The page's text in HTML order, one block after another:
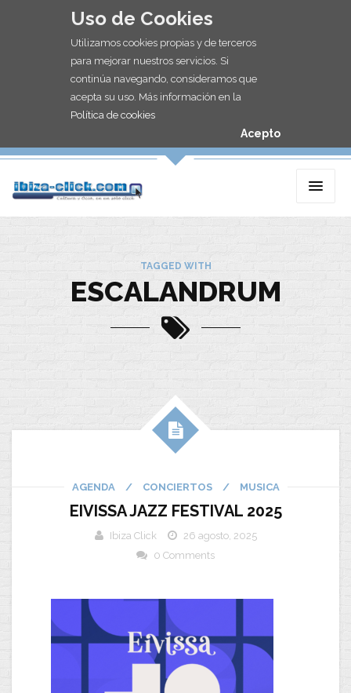
Uso de Cookies
Utilizamos cookies propias y de terceros
para mejorar nuestros servicios. Si
continúa navegando, consideramos que
acepta su uso. Más información en la
Política de cookies
Acepto
TAGGED WITH
ESCALANDRUM
AGENDA / CONCIERTOS / MUSICA
EIVISSA JAZZ FESTIVAL 2025
Ibiza Click
26 agosto, 2025
0 Comments